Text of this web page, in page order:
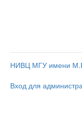
НИВЦ МГУ имени
Вход для